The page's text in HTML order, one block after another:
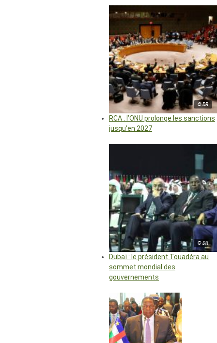
© DR
RCA : l’ONU prolonge les sanctions
jusqu’en 2027
© DR
Dubaï : le président Touadéra au
sommet mondial des
gouvernements